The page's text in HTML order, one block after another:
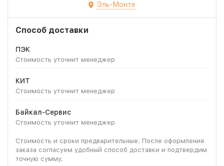
Эль-Монте
Способ доставки
ПЭК
Стоимость уточнит менеджер
КИТ
Стоимость уточнит менеджер
Байкал-Сервис
Стоимость уточнит менеджер
Стоимость и сроки предварительные. После оформления
заказа согласуем удобный способ доставки и подтвердим
точную сумму.